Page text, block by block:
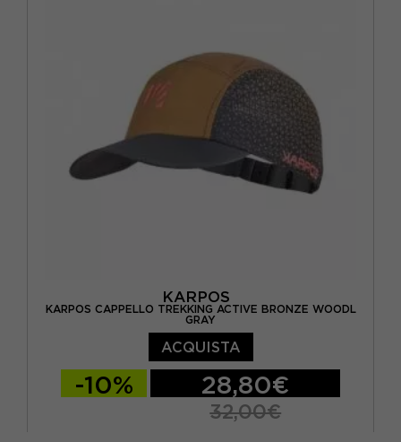
KARPOS
KARPOS CAPPELLO TREKKING ACTIVE BRONZE WOODL
GRAY
ACQUISTA
-10% 28,80€
32,00€